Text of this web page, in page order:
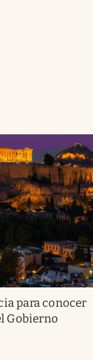
para conocer
Gobierno